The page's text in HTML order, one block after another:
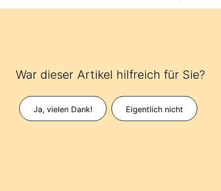
War dieser Artikel hilfreich für Sie?
Ja, vielen Dank! Eigentlich nicht